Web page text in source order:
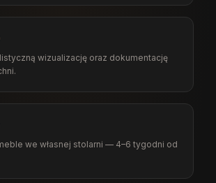
wizualizację oraz dokumentację
we własnej stolarni — 4–6 tygodni od